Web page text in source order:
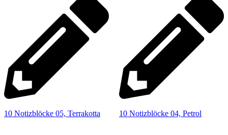
10 Notizblöcke 05, Terrakotta 10 Notizblöcke 04, Petrol